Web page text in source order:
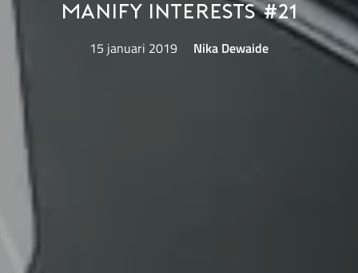
Manify Interests #21
15 januari 2019 Nika Dewaide